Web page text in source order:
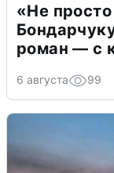
«Не
роман — с
6 августа 99